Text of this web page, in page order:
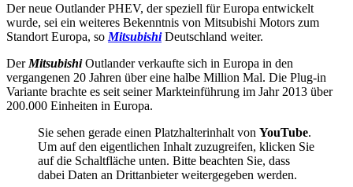
Der neue Outlander PHEV, der speziell für Europa entwickelt
wurde, sei ein weiteres Bekenntnis von Mitsubishi Motors zum
Standort Europa, so MitsubishiDeutschland weiter.
Der MitsubishiOutlander verkaufte sich in Europa in den
vergangenen 20 Jahren über eine halbe Million Mal. Die Plug-in
Variante brachte es seit seiner Markteinführung im Jahr 2013 über
200.000 Einheiten in Europa.
Sie sehen gerade einen Platzhalterinhalt von YouTube.
Um auf den eigentlichen Inhalt zuzugreifen, klicken Sie
auf die Schaltfläche unten. Bitte beachten Sie, dass
dabei Daten an Drittanbieter weitergegeben werden.